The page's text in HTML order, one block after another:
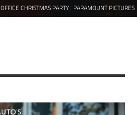
OFFICE CHRISTMAS PARTY | PARAMOUNT PICTURES